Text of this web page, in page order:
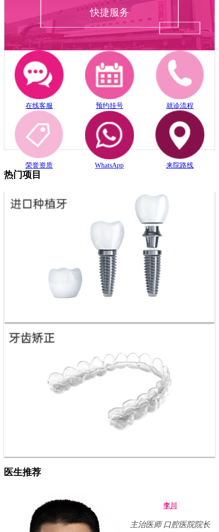
快捷服务
在线客服 预约挂号 就诊流程
荣誉资质 WhatsApp 来院路线
热门项目
医生推荐
李川
主治医师 口腔医院院长